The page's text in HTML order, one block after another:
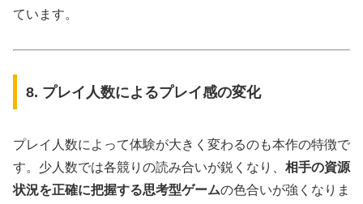
ています。
8. プレイ人数によるプレイ感の変化
プレイ人数によって体験が大きく変わるのも本作の特徴で
す。少人数では各競りの読み合いが鋭くなり、 相手の資源
状況を正確に把握する思考型ゲームの色合いが強くなりま